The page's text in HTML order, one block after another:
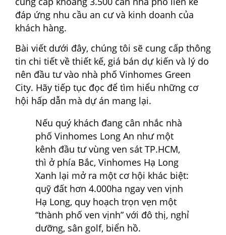
đáp ứng nhu cầu an cư và kinh doanh của
khách hàng.
Bài viết dưới đây, chúng tôi sẽ cung cấp thông
tin chi tiết về thiết kế, giá bán dự kiến và lý do
nên đầu tư vào nhà phố Vinhomes Green
City. Hãy tiếp tục đọc để tìm hiểu những cơ
hội hấp dẫn mà dự án mang lại.
Nếu quý khách đang cân nhắc nhà
phố Vinhomes Long An như một
kênh đầu tư vùng ven sát TP.HCM,
thì ở phía Bắc, Vinhomes Hạ Long
Xanh lại mở ra một cơ hội khác biệt:
quỹ đất hơn 4.000ha ngay ven vịnh
Hạ Long, quy hoạch trọn vẹn một
“thành phố ven vịnh” với đô thị, nghỉ
dưỡng, sân golf, biển hồ.